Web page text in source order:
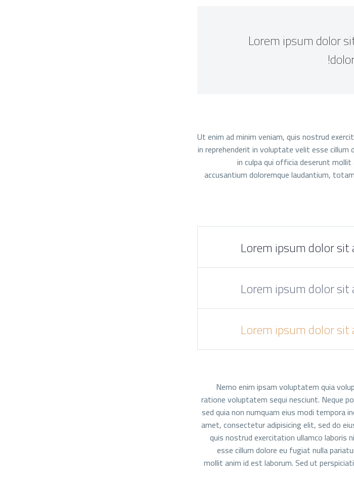
…Lorem ipsum dolor
Ut enim ad minim veniam, quis nostrud
in reprehenderit in voluptate velit esse
in culpa qui officia deserunt
accusantium doloremque laudantium,
Lorem ipsum dolor
Lorem ipsum dolor
Lorem ipsum dolor
Nemo enim ipsam voluptatem quia
ratione voluptatem sequi nesciunt. Neque
sed quia non numquam eius modi tempora
amet, consectetur adipisicing elit, sed do
quis nostrud exercitation ullamco laboris
esse cillum dolore eu fugiat nulla
mollit anim id est laborum. Sed ut